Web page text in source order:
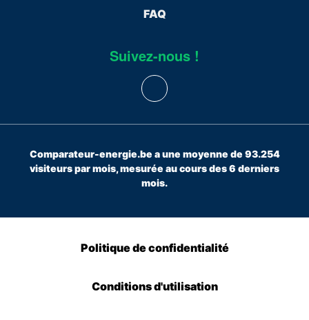
FAQ
Suivez-nous !
Comparateur-energie.be a une moyenne de 93.254
visiteurs par mois, mesurée au cours des 6 derniers
mois.
Politique de confidentialité
Conditions d'utilisation